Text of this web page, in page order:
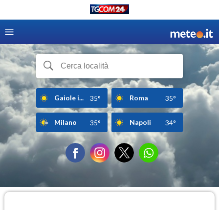
Gaiole i... 35° Roma 35°
Milano 35° Napoli 34°